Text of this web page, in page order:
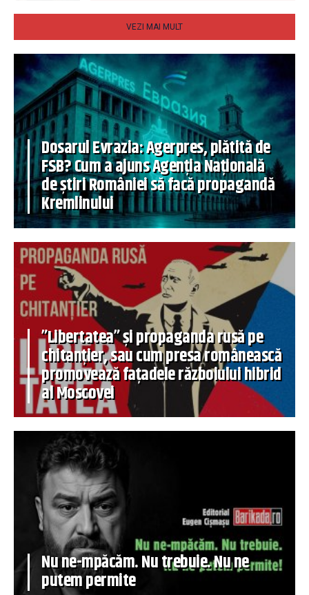
VEZI MAI MULT
Dosarul Evrazia: Agerpres, plătită de
FSB? Cum a ajuns Agenția Națională
de știri României să facă propagandă
Kremlinului
”Libertatea” și propaganda rusă pe
chitanțier, sau cum presa românească
promovează fațadele războiului hibrid
al Moscovei
Nu ne-mpăcăm. Nu trebuie. Nu ne
putem permite